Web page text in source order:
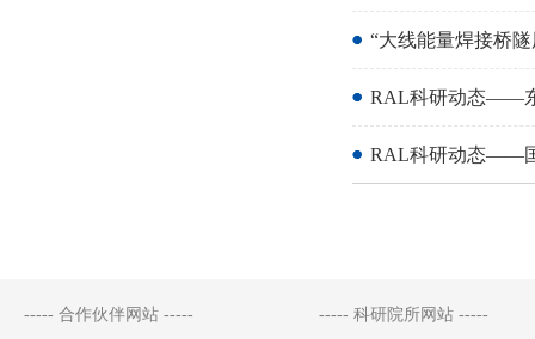
“大线能量焊接桥
RAL科研动态——
RAL科研动态——国
----- 合作伙伴网站 ----- ----- 科研院所网站 -----